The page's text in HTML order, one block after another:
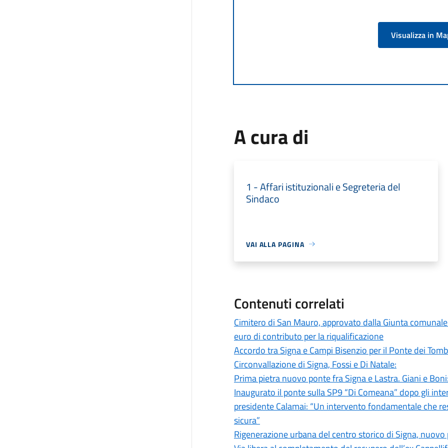
Visualizza in
A cura di
1 - Affari istituzionali e Segreteria del
Sindaco
VAI ALLA PAGINA
Contenuti correlati
Cimitero di San Mauro, approvato dalla Giunta
euro di contributo per la riqualificazione
Accordo tra Signa e Campi Bisenzio per il Ponte dei
Circonvallazione di Signa, Fossi e Di Natale:
Prima pietra nuovo ponte fra Signa e Lastra. Giani e
Inaugurato il ponte sulla SP9 “Di Comeana” dopo gli
presidente Calamai: “Un intervento fondamentale che
sicura”
Rigenerazione urbana del centro storico di Signa,